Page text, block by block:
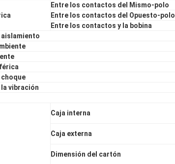
Entre los contactos del Mismo-polo
Entre los contactos del Opuesto-polo
Entre los contactos y la bobina
aislamiento
choque
vibración
Caja interna
Caja externa
Dimensión del cartón